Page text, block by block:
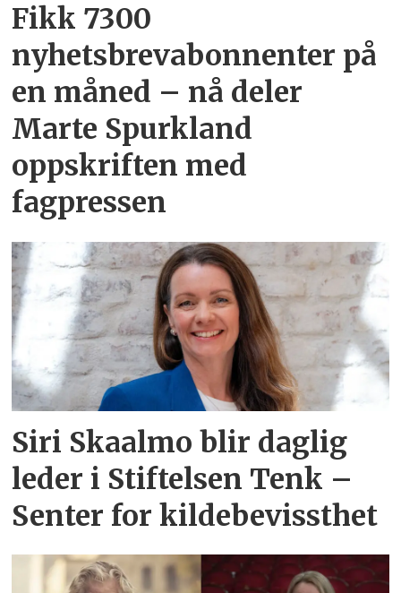
Fikk 7300
nyhetsbrevabonnenter på
en måned – nå deler
Marte Spurkland
oppskriften med
fagpressen
Siri Skaalmo blir daglig
leder i Stiftelsen Tenk –
Senter for kildebevissthet